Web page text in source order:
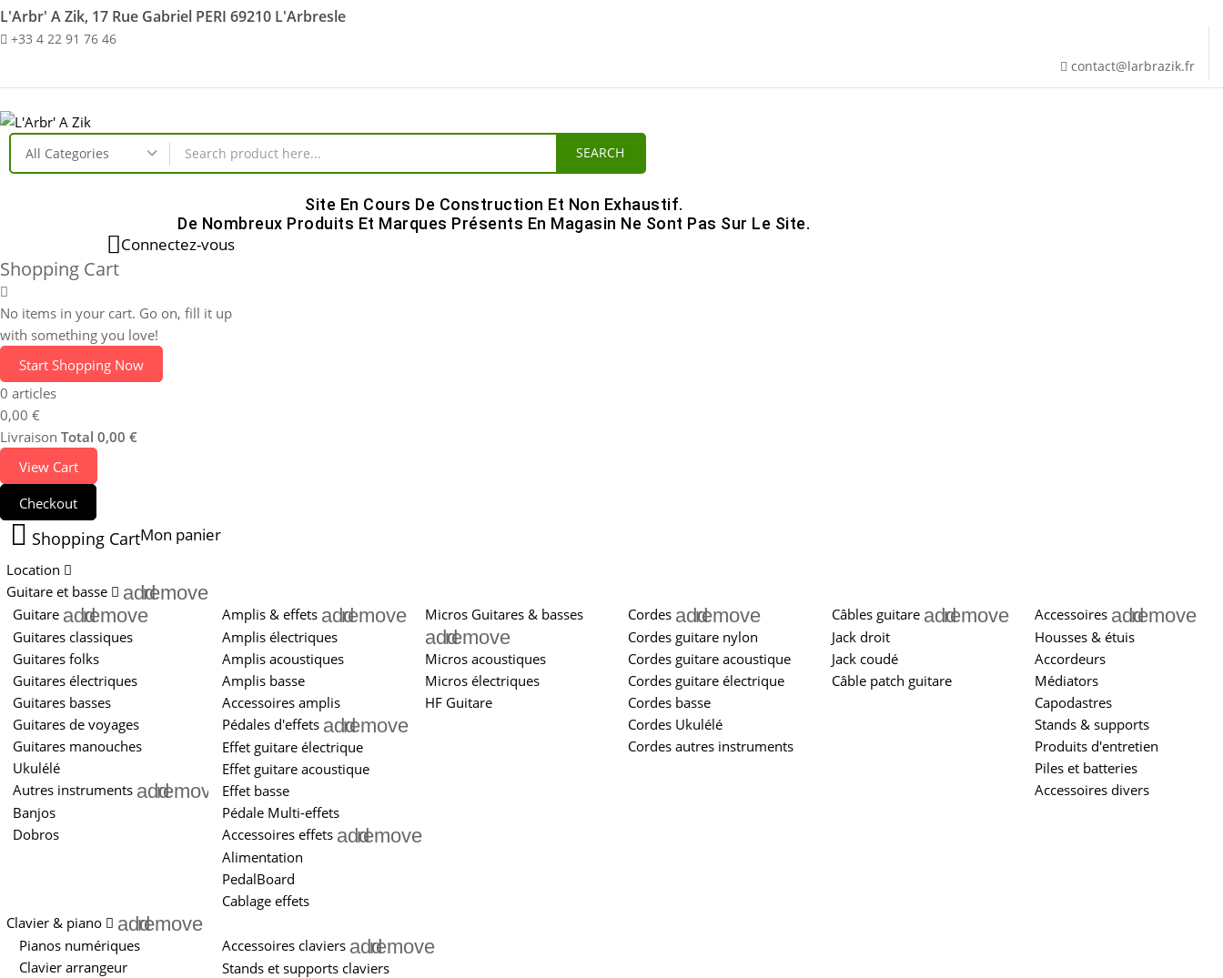
L'Arbr' A Zik, 17 Rue Gabriel PERI 69210 L'Arbresle
+33 4 22 91 76 46
contact@larbrazik.fr
SEARCH
Site En Cours De Construction Et Non Exhaustif.
De Nombreux Produits Et Marques Présents En Magasin Ne Sont Pas Sur Le Site.
Connectez-vous
Shopping Cart
No items in your cart. Go on, fill it up
with something you love!
Start Shopping Now
0 articles
0,00 €
Livraison Total 0,00 €
View Cart
Checkout
Shopping CartMon panier
Location
Guitare et basse
addremove
Guitare addremove
Guitares classiques
Guitares folks
Guitares électriques
Guitares basses
Guitares de voyages
Guitares manouches
Ukulélé
Autres instruments addremove
Banjos
Dobros
Amplis & effets addremove
Amplis électriques
Amplis acoustiques
Amplis basse
Accessoires amplis
Pédales d'effets addremove
Effet guitare électrique
Effet guitare acoustique
Effet basse
Pédale Multi-effets
Accessoires effets addremove
Alimentation
PedalBoard
Cablage effets
Micros Guitares & basses
addremove
Micros acoustiques
Micros électriques
HF Guitare
Cordes addremove
Cordes guitare nylon
Cordes guitare acoustique
Cordes guitare électrique
Cordes basse
Cordes Ukulélé
Cordes autres instruments
Câbles guitare addremove
Jack droit
Jack coudé
Câble patch guitare
Accessoires addremove
Housses & étuis
Accordeurs
Médiators
Capodastres
Stands & supports
Produits d'entretien
Piles et batteries
Accessoires divers
Clavier & piano addremove
Pianos numériques
Clavier arrangeur
Accessoires claviers addremove
Stands et supports claviers